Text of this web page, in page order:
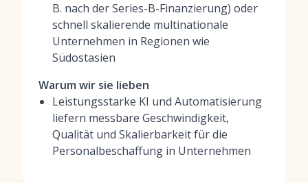
B. nach der Series-B-Finanzierung) oder
schnell skalierende multinationale
Unternehmen in Regionen wie
Südostasien
Warum wir sie lieben
Leistungsstarke KI und Automatisierung
liefern messbare Geschwindigkeit,
Qualität und Skalierbarkeit für die
Personalbeschaffung in Unternehmen